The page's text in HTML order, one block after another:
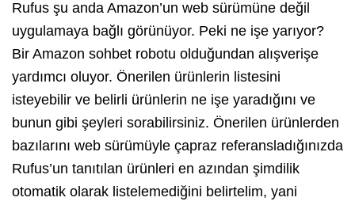
Rufus şu anda Amazon’un web sürümüne değil
uygulamaya bağlı görünüyor. Peki ne işe yarıyor?
Bir Amazon sohbet robotu olduğundan alışverişe
yardımcı oluyor. Önerilen ürünlerin listesini
isteyebilir ve belirli ürünlerin ne işe yaradığını ve
bunun gibi şeyleri sorabilirsiniz. Önerilen ürünlerden
bazılarını web sürümüyle çapraz referansladığınızda
Rufus’un tanıtılan ürünleri en azından şimdilik
otomatik olarak listelemediğini belirtelim, yani